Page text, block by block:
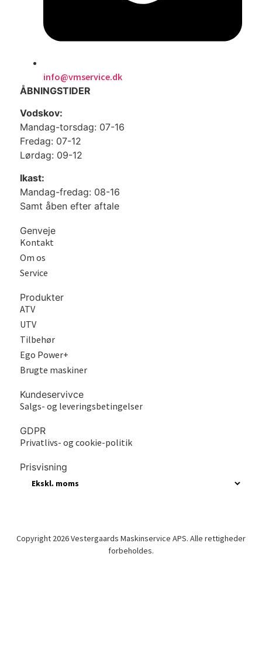
info@vmservice.dk
ÅBNINGSTIDER
Vodskov:
Mandag-torsdag: 07-16
Fredag: 07-12
Lørdag: 09-12
Ikast:
Mandag-fredag: 08-16
Samt åben efter aftale
Genveje
Kontakt
Om os
Service
Produkter
ATV
UTV
Tilbehør
Ego Power+
Brugte maskiner
Kundeservivce
Salgs- og leveringsbetingelser
GDPR
Privatlivs- og cookie-politik
Prisvisning
Copyright 2026 Vestergaards Maskinservice APS. Alle rettigheder
forbeholdes.